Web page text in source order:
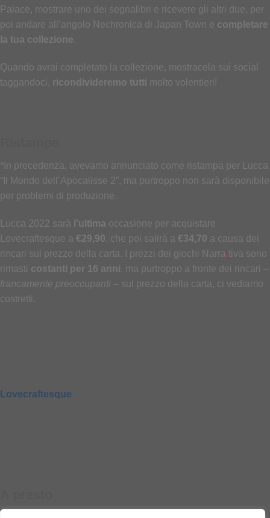
Palace, mostrare uno dei segnalibri e ricevere gli altri due, per
poi andare all’angolo Nechronica di Japan Town e completare
la tua collezione.
Quando avrai completato la collezione, mostracela sui social
taggandoci, ricondivideremo tutti molto volentieri!
*In precedenza, avevamo annunciato come ristampa per Lucca
“Il Mondo dell’Apocalisse 2”, ma purtroppo non sarà disponibile
per problemi di produzione.
Lucca 2022 sarà l’ultima occasione per acquistare
Lovecraftesque a €29,90, che poi salirà a €34,70 a causa dei
rincari sul prezzo della carta. I prezzi dei giochi Narrattiva sono
rimasti costanti per 16 anni, ma purtroppo a fronte dei rincari –
francamente preoccupanti – sul prezzo della carta, ci vediamo
costretti.
Lovecraftesque